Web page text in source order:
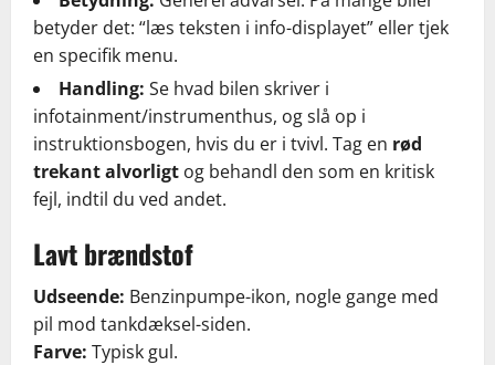
betyder det: “læs teksten i info-displayet” eller tjek
en specifik menu.
Handling: Se hvad bilen skriver i
infotainment/instrumenthus, og slå op i
instruktionsbogen, hvis du er i tvivl. Tag en rød
trekant alvorligt og behandl den som en kritisk
fejl, indtil du ved andet.
Lavt brændstof
Udseende: Benzinpumpe-ikon, nogle gange med
pil mod tankdæksel-siden.
Farve: Typisk gul.